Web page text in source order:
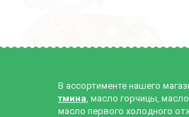
В ассортименте нашего
тмина, масло горчицы,
масло первого холодного